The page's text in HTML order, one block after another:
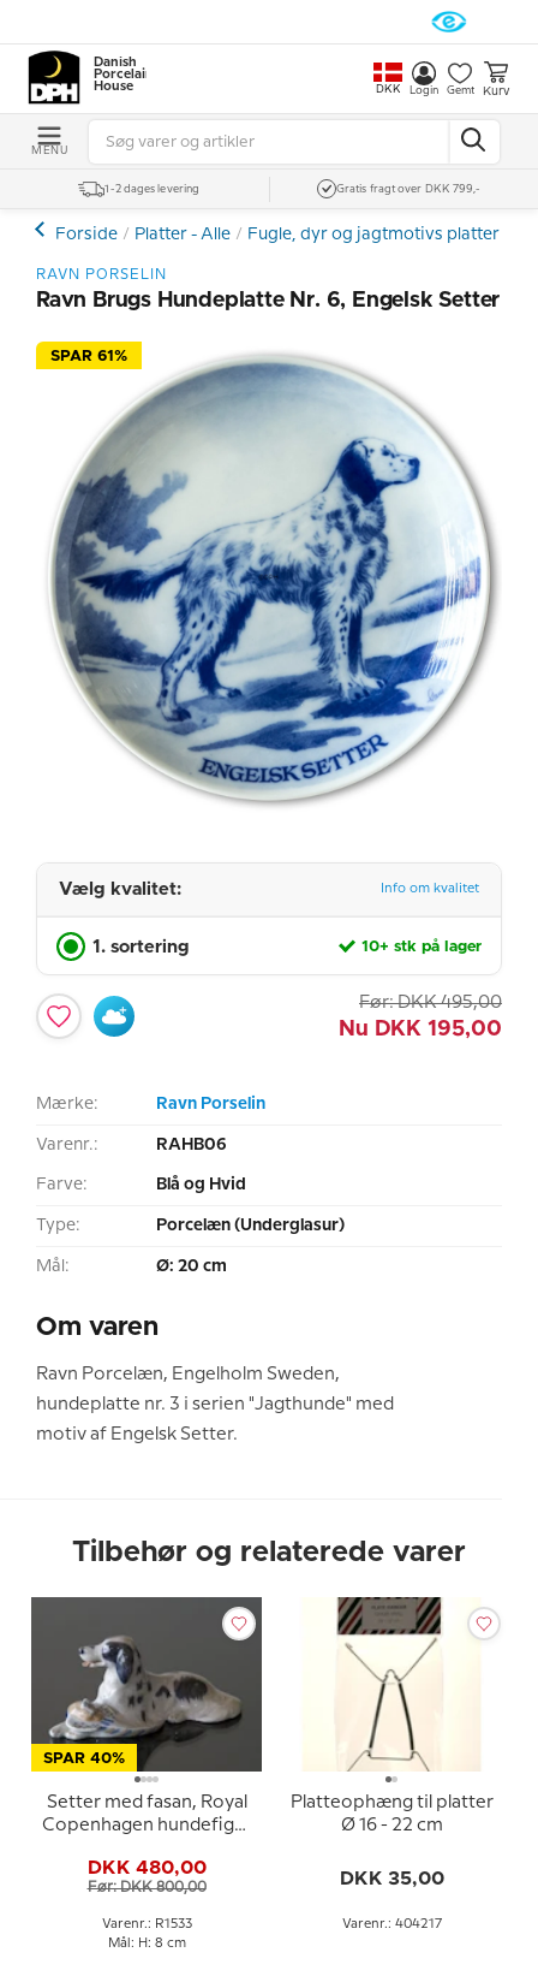
Danish
Porcelain
House
DKK Login Gemt Kurv
MENU
1-2 dages levering Gratis fragt over DKK 799,-
Forside Platter - Alle Fugle, dyr og jagtmotivs platter
RAVN PORSELIN
Ravn Brugs Hundeplatte Nr. 6, Engelsk Setter
SPAR 61%
Vælg kvalitet: Info om kvalitet
1. sortering 10+ stk på lager
Før: DKK 495,00
Nu DKK 195,00
Mærke: Ravn Porselin
Varenr.: RAHB06
Farve: Blå og Hvid
Type: Porcelæn (Underglasur)
Mål: Ø: 20 cm
Om varen
Ravn Porcelæn, Engelholm Sweden,
hundeplatte nr. 3 i serien "Jagthunde" med
motiv af Engelsk Setter.
Tilbehør og relaterede varer
SPAR 40%
Setter med fasan, Royal
Copenhagen hundefigur
DKK 480,00
Før: DKK 800,00
Varenr.: R1533
Mål: H: 8 cm
Platteophæng til platter
Ø 16 - 22 cm
DKK 35,00
Varenr.: 404217